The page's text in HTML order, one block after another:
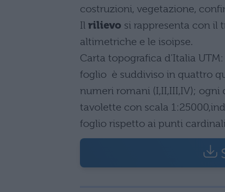
costruzioni, vegetazione,
Il rilievo si rappresenta con il
altimetriche e le isoipse.
Carta topografica d’Italia
foglio è suddiviso in quattro
numeri romani (I,II,III,IV); ogni
tavolette con scala
foglio rispetto ai punti cardinali